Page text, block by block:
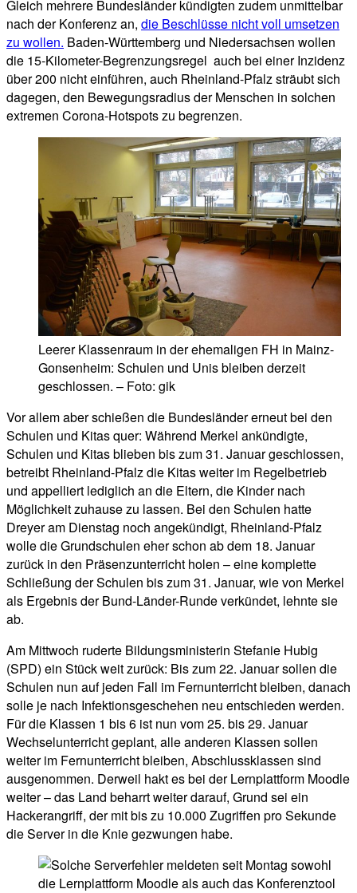
Gleich mehrere Bundesländer kündigten zudem unmittelbar
nach der Konferenz an, die Beschlüsse nicht voll umsetzen
zu wollen. Baden-Württemberg und Niedersachsen wollen
die 15-Kilometer-Begrenzungsregel auch bei einer Inzidenz
über 200 nicht einführen, auch Rheinland-Pfalz sträubt sich
dagegen, den Bewegungsradius der Menschen in solchen
extremen Corona-Hotspots zu begrenzen.
Leerer Klassenraum in der ehemaligen FH in Mainz-
Gonsenheim: Schulen und Unis bleiben derzeit
geschlossen. – Foto: gik
Vor allem aber schießen die Bundesländer erneut bei den
Schulen und Kitas quer: Während Merkel ankündigte,
Schulen und Kitas blieben bis zum 31. Januar geschlossen,
betreibt Rheinland-Pfalz die Kitas weiter im Regelbetrieb
und appelliert lediglich an die Eltern, die Kinder nach
Möglichkeit zuhause zu lassen. Bei den Schulen hatte
Dreyer am Dienstag noch angekündigt, Rheinland-Pfalz
wolle die Grundschulen eher schon ab dem 18. Januar
zurück in den Präsenzunterricht holen – eine komplette
Schließung der Schulen bis zum 31. Januar, wie von Merkel
als Ergebnis der Bund-Länder-Runde verkündet, lehnte sie
ab.
Am Mittwoch ruderte Bildungsministerin Stefanie Hubig
(SPD) ein Stück weit zurück: Bis zum 22. Januar sollen die
Schulen nun auf jeden Fall im Fernunterricht bleiben, danach
solle je nach Infektionsgeschehen neu entschieden werden.
Für die Klassen 1 bis 6 ist nun vom 25. bis 29. Januar
Wechselunterricht geplant, alle anderen Klassen sollen
weiter im Fernunterricht bleiben, Abschlussklassen sind
ausgenommen. Derweil hakt es bei der Lernplattform Moodle
weiter – das Land beharrt weiter darauf, Grund sei ein
Hackerangriff, der mit bis zu 10.000 Zugriffen pro Sekunde
die Server in die Knie gezwungen habe.